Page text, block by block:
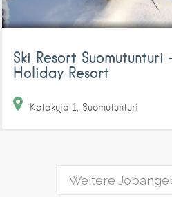
Ski Resort Suomutunturi
Holiday Resort
Kotakuja 1 Suomutunturi
Weitere